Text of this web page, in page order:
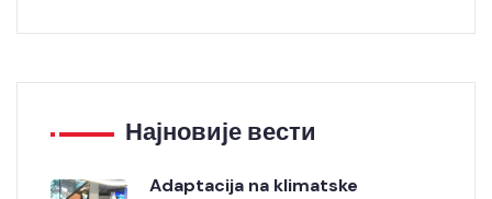
Најновије вести
Adaptacija na klimatske